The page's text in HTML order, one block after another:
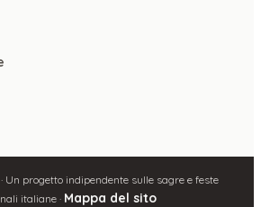
Un progetto indipendente sulle sagre e feste
italiane · Mappa del sito